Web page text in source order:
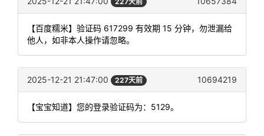
【百度糯米】验证码 617299 有效期 15 分钟，勿泄漏给
他人，如非本人操作请忽略。
2025-12-21 21:47:00 227天前 10694219
【宝宝知道】您的登录验证码为：5129。